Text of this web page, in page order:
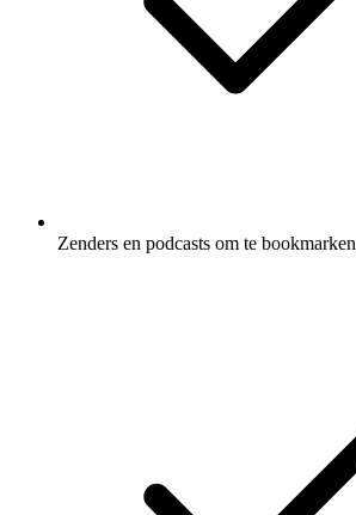
Zenders en podcasts om te bookmarken